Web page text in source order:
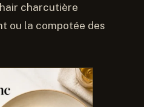
charcutière
ou la compotée des